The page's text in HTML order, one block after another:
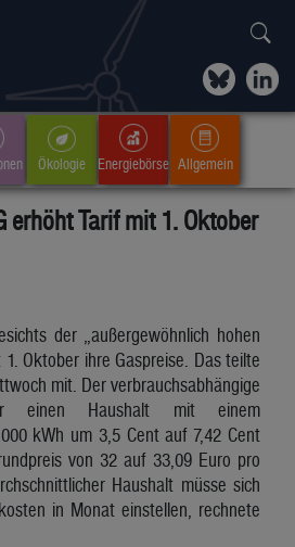
Ökologie Energiebörse Allgemein
erhöht Tarif mit 1. Oktober
der „außergewöhnlich hohen
Oktober ihre Gaspreise. Das teilte
mit. Der verbrauchsabhängige
einen Haushalt mit einem
kWh um 3,5 Cent auf 7,42 Cent
von 32 auf 33,09 Euro pro
Haushalt müsse sich
in Monat einstellen, rechnete